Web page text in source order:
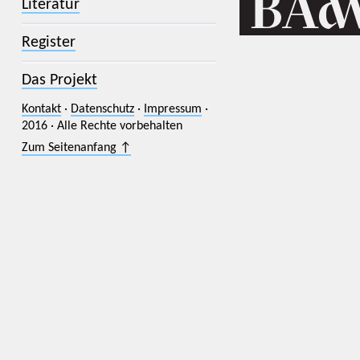
Literatur
Register
Das Projekt
Kontakt· Datenschutz· Impressum ·
2016 · Alle Rechte vorbehalten
Zum Seitenanfang ↑